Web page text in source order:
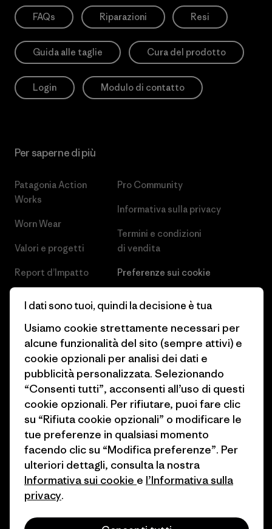
FAQs Riparazioni Resi
Guida alle taglie Cura del prodotto
Login Modulo di contatto
Per saperne di più
Patagonia Action
Works
Worn Wear
Valori e progetti
Report d’Impatto
Obiettivi climatici
1% For The Planet
Come finanziamo
Buoni regalo
Trova un negozio
Pro Community
Informativa sulla privacy
Termini e condizioni
di vendita
Preferenze sui cookie
Industry program
Programma di affiliazione
Patagonia Svizzera Mappa del
sito
© 2026 Patagonia, Inc. All Rights Reserved.
I dati sono tuoi, quindi la decisione è tua
Usiamo cookie strettamente necessari per
alcune funzionalità del sito (sempre attivi) e
cookie opzionali per analisi dei dati e
pubblicità personalizzata. Selezionando
“Consenti tutti”, acconsenti all’uso di questi
cookie opzionali. Per rifiutare, puoi fare clic
su “Rifiuta cookie opzionali” o modificare le
tue preferenze in qualsiasi momento
facendo clic su “Modifica preferenze”. Per
ulteriori dettagli, consulta la nostra
Informativa sui cookie e l’Informativa sulla
privacy.